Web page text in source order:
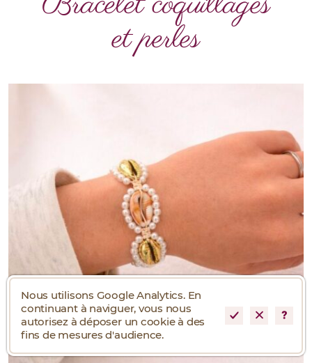
et perles
Nous utilisons Google Analytics. En
continuant à naviguer, vous nous
autorisez à déposer un cookie à des
fins de mesures d'audience.